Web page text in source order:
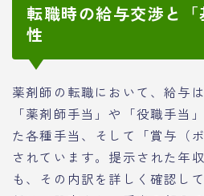
転職時の給与交渉と
性
薬剤師の転職において、給与
「薬剤師手当」や「役職手当
た各種手当、そして「賞与（
されています。提示された年
も、その内訳を詳しく確認し